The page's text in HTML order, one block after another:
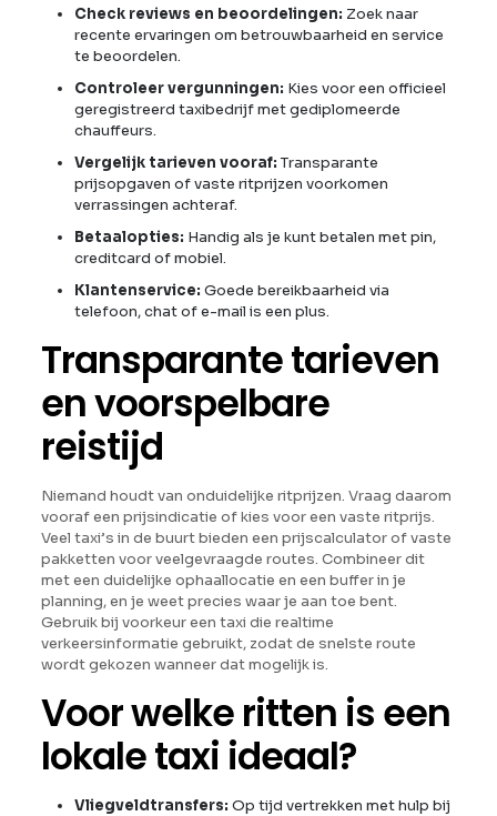
Check reviews en beoordelingen: Zoek naar
recente ervaringen om betrouwbaarheid en service
te beoordelen.
Controleer vergunningen: Kies voor een officieel
geregistreerd taxibedrijf met gediplomeerde
chauffeurs.
Vergelijk tarieven vooraf: Transparante
prijsopgaven of vaste ritprijzen voorkomen
verrassingen achteraf.
Betaalopties: Handig als je kunt betalen met pin,
creditcard of mobiel.
Klantenservice: Goede bereikbaarheid via
telefoon, chat of e-mail is een plus.
Transparante tarieven
en voorspelbare
reistijd
Niemand houdt van onduidelijke ritprijzen. Vraag daarom
vooraf een prijsindicatie of kies voor een vaste ritprijs.
Veel taxi’s in de buurt bieden een prijscalculator of vaste
pakketten voor veelgevraagde routes. Combineer dit
met een duidelijke ophaallocatie en een buffer in je
planning, en je weet precies waar je aan toe bent.
Gebruik bij voorkeur een taxi die realtime
verkeersinformatie gebruikt, zodat de snelste route
wordt gekozen wanneer dat mogelijk is.
Voor welke ritten is een
lokale taxi ideaal?
Vliegveldtransfers: Op tijd vertrekken met hulp bij